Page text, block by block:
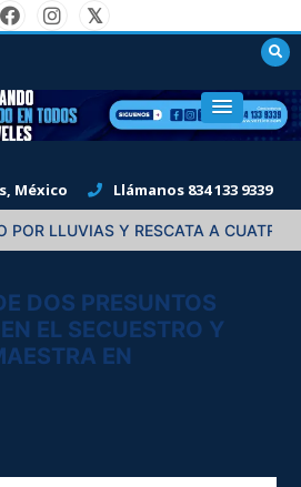
en todos sus niveles."
México
Llámanos 834 133 9339
Y RESCATA A CUATRO
DOS PRESUNTOS
EL SECUESTRO Y
EN